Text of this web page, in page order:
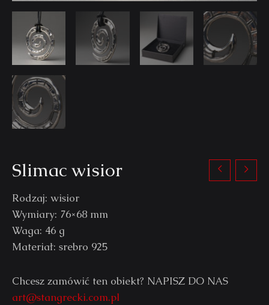
Slimac wisior
Rodzaj: wisior
Wymiary: 76×68 mm
Waga: 46 g
Materiał: srebro 925
Chcesz zamówić ten obiekt? NAPISZ DO NAS
art@stangrecki.com.pl